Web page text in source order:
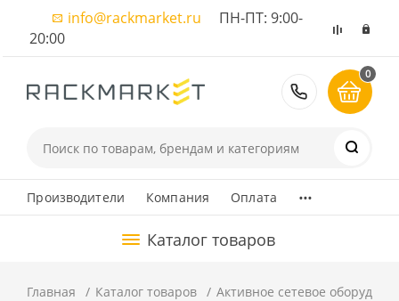
info@rackmarket.ru ПН-ПТ: 9:00-
20:00
8 (495)
0
Производители Компания Оплата ...
Каталог товаров
Главная Каталог товаров Активное сетевое